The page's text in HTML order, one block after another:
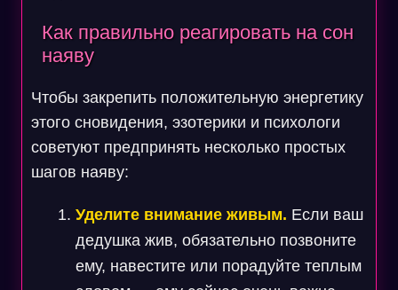
Как правильно реагировать на сон
наяву
Чтобы закрепить положительную энергетику
этого сновидения, эзотерики и психологи
советуют предпринять несколько простых
шагов наяву:
Уделите внимание живым. Если ваш
дедушка жив, обязательно позвоните
ему, навестите или порадуйте теплым